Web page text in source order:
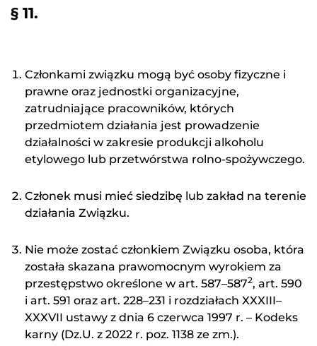
§ 11.
Członkami związku mogą być osoby fizyczne i
prawne oraz jednostki organizacyjne,
zatrudniające pracowników, których
przedmiotem działania jest prowadzenie
działalności w zakresie produkcji alkoholu
etylowego lub przetwórstwa rolno-spożywczego.
Członek musi mieć siedzibę lub zakład na terenie
działania Związku.
Nie może zostać członkiem Związku osoba, która
została skazana prawomocnym wyrokiem za
przestępstwo określone w art. 587–5872, art. 590
i art. 591 oraz art. 228–231 i rozdziałach XXXIII–
XXXVII ustawy z dnia 6 czerwca 1997 r. – Kodeks
karny (Dz.U. z 2022 r. poz. 1138 ze zm.).
*Pole wymagane
oraz Cookies oraz wyrażam zgodę na
przetwarzanie moich danych osobowych przez
Związek Gorzelni Polskich w celu udzielenia
formularza kontaktowego.
Wyślij wiadomość